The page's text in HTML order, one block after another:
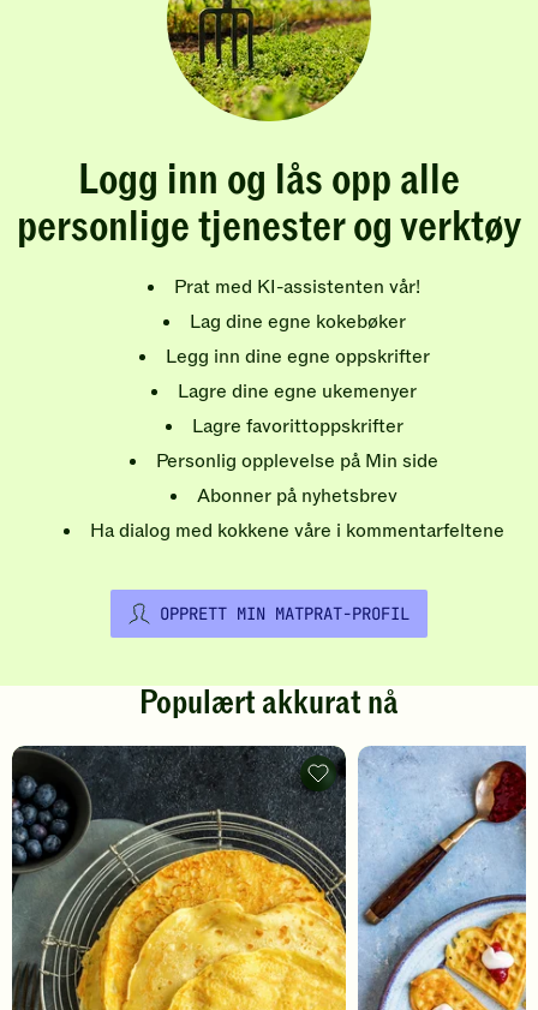
Logg inn og lås opp alle
personlige tjenester og verktøy
Prat med KI-assistenten vår!
Lag dine egne kokebøker
Legg inn dine egne oppskrifter
Lagre dine egne ukemenyer
Lagre favorittoppskrifter
Personlig opplevelse på Min side
Abonner på nyhetsbrev
Ha dialog med kokkene våre i kommentarfeltene
OPPRETT MIN MATPRAT-PROFIL
Populært akkurat nå
Pannekaker
-
legg
til
favoritter